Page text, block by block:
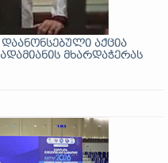
აქცია
მხარდაჭერას